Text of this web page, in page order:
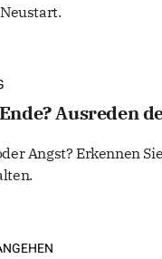
Ausreden
Angst? Erkennen